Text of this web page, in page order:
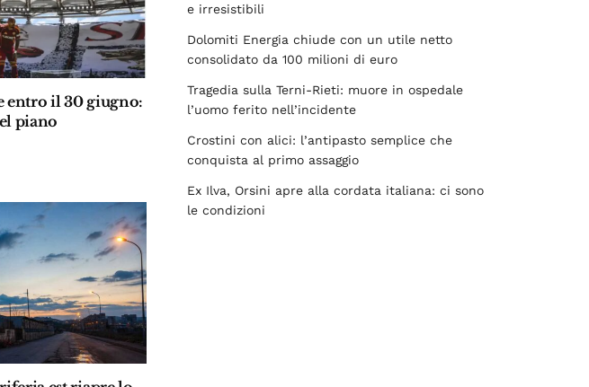
entro il 30 giugno:
piano
e irresistibili
Dolomiti Energia chiude con un utile netto
consolidato da 100 milioni di euro
Tragedia sulla Terni-Rieti: muore in ospedale
l’uomo ferito nell’incidente
Crostini con alici: l’antipasto semplice che
conquista al primo assaggio
Ex Ilva, Orsini apre alla cordata italiana: ci sono
le condizioni